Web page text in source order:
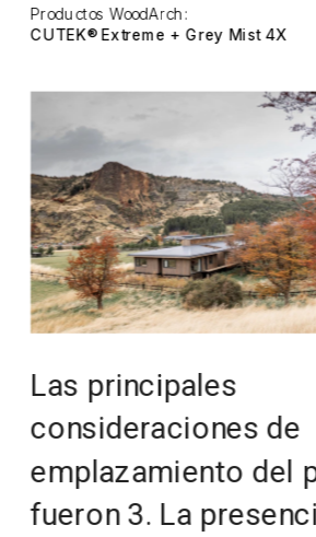
Productos WoodArch:
CUTEK® Extreme + Grey Mist 4X
Las principales
consideraciones de
emplazamiento del
fueron 3. La